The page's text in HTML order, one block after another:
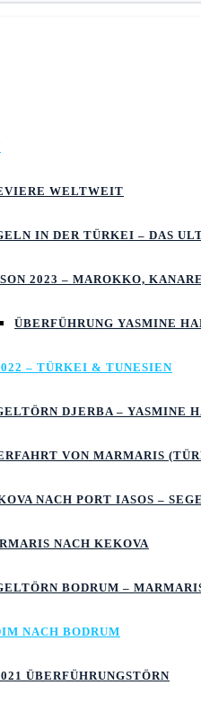
WELTWEIT
IN DER TÜRKEI – DAS
2023 – MAROKKO,
ÜBERFÜHRUNG YASMINE
– TÜRKEI & TUNESIEN
DJERBA – YASMINE
VON MARMARIS
NACH PORT IASOS –
NACH KEKOVA
BODRUM –
NACH BODRUM
ÜBERFÜHRUNGSTÖRN